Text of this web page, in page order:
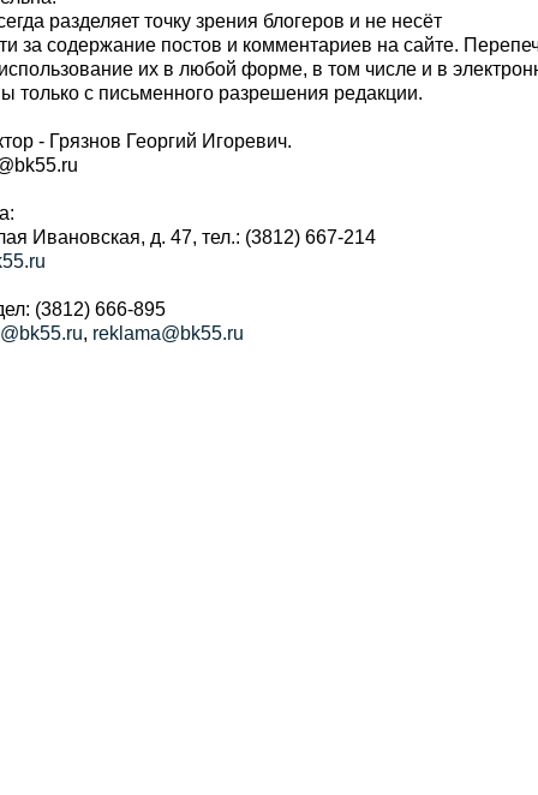
разделяет точку зрения блогеров и не несёт
за содержание постов и комментариев на сайте.
их в любой форме, в том числе и в
с письменного разрешения редакции.
- Грязнов Георгий Игоревич.
Ивановская, д. 47, тел.: (3812) 667-214
(3812) 666-895
, reklama@bk55.ru